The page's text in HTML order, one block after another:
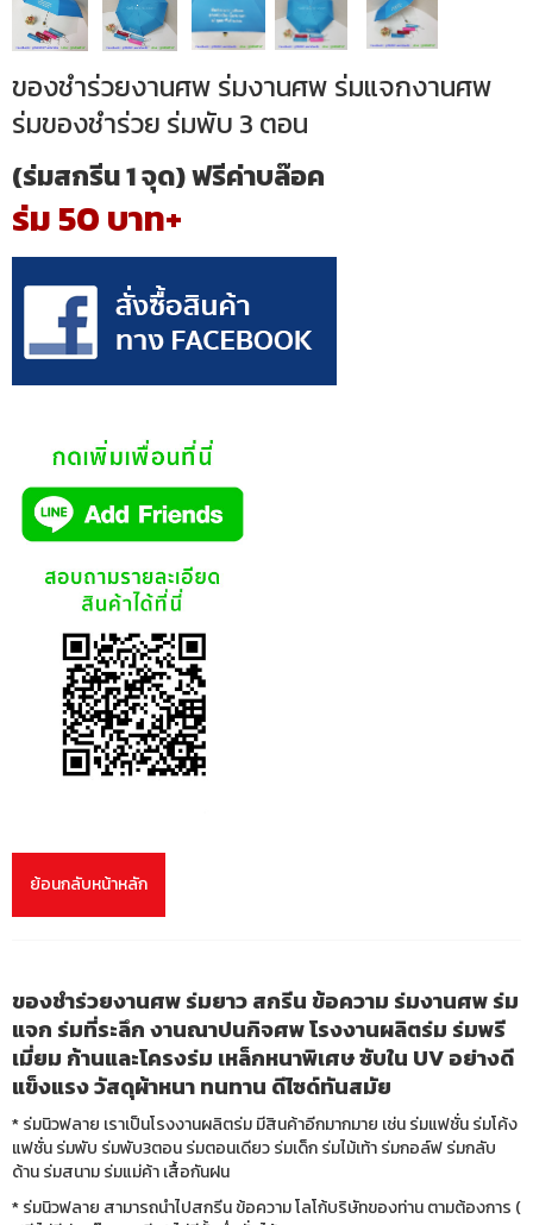
ของชำร่วยงานศพ ร่มงานศพ ร่มแจกงานศพ
ร่มของชำร่วย ร่มพับ 3 ตอน
(ร่มสกรีน 1 จุด) ฟรีค่าบล๊อค
ร่ม 50 บาท+
ย้อนกลับหน้าหลัก
ของชำร่วยงานศพ ร่มยาว สกรีน ข้อความ ร่มงานศพ ร่ม
แจก ร่มที่ระลึก งานณาปนกิจศพ โรงงานผลิตร่ม ร่มพรี
เมี่ยม ก้านและโครงร่ม เหล็กหนาพิเศษ ซับใน UV อย่างดี
แข็งแรง วัสดุผ้าหนา ทนทาน ดีไซด์ทันสมัย
* ร่มนิวฟลาย เราเป็นโรงงานผลิตร่ม มีสินค้าอีกมากมาย เช่น ร่มแฟชั่น ร่มโค้ง
แฟชั่น ร่มพับ ร่มพับ3ตอน ร่มตอนเดียว ร่มเด็ก ร่มไม้เท้า ร่มกอล์ฟ ร่มกลับ
ด้าน ร่มสนาม ร่มแม่ค้า เสื้อกันฝน
* ร่มนิวฟลาย สามารถนำไปสกรีน ข้อความ โลโก้บริษัทของท่าน ตามต้องการ (